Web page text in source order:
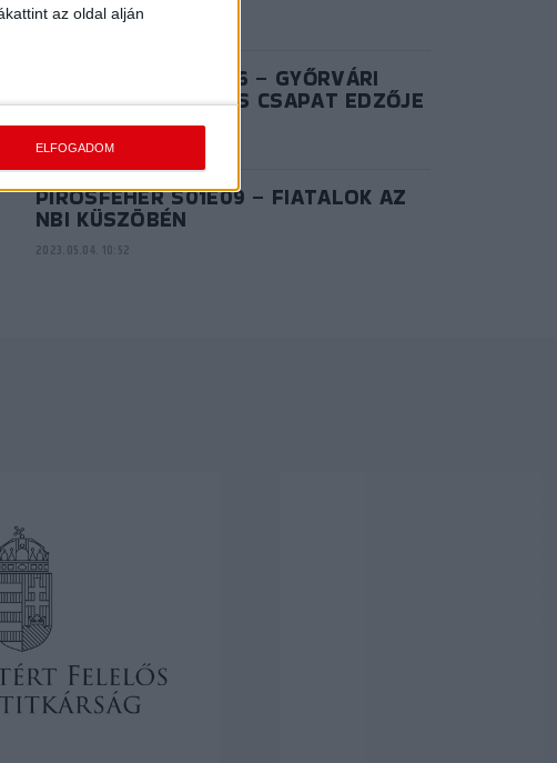
az oldal alján
ELFOGADOM
2024.06.20. 14:57
PIROSFEHÉR S02E06 – GYŐRVÁRI
VIKTOR, AZ NB I/B-S CSAPAT EDZŐJE
2023.08.25. 10:41
PIROSFEHÉR S01E09 – FIATALOK AZ
NBI KÜSZÖBÉN
2023.05.04. 10:52